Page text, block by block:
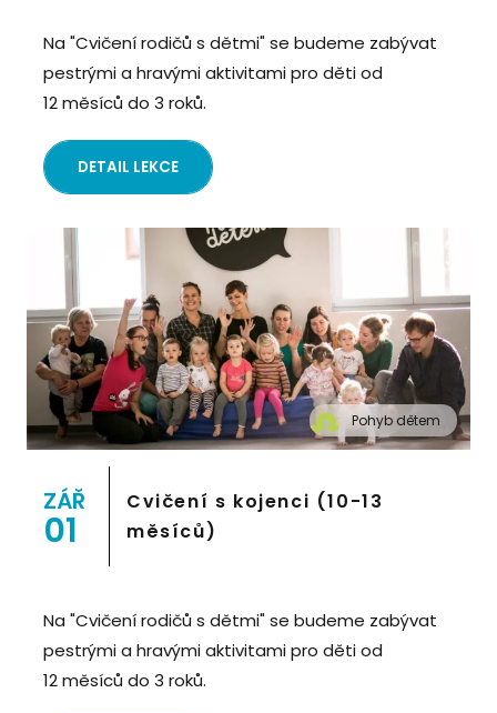
Na "Cvičení rodičů s dětmi" se budeme zabývat
pestrými a hravými aktivitami pro děti od
12 měsíců do 3 roků.
DETAIL LEKCE
" alt="Cvičení pro děti "Pohyb dětem", Praha 2,
Prostor 8">
Pohyb dětem
ZÁŘ
01
Cvičení s kojenci (10-13
měsíců)
Na "Cvičení rodičů s dětmi" se budeme zabývat
pestrými a hravými aktivitami pro děti od
12 měsíců do 3 roků.